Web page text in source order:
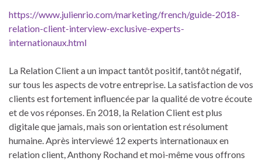
https://www.julienrio.com/marketing/french/guide-2018-
relation-client-interview-exclusive-experts-
internationaux.html
La Relation Client a un impact tantôt positif, tantôt négatif,
sur tous les aspects de votre entreprise. La satisfaction de vos
clients est fortement influencée par la qualité de votre écoute
et de vos réponses. En 2018, la Relation Client est plus
digitale que jamais, mais son orientation est résolument
humaine. Après interviewé 12 experts internationaux en
relation client, Anthony Rochand et moi-même vous offrons